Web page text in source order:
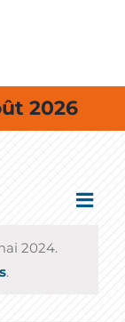
2026
Event
Day
2024.
.